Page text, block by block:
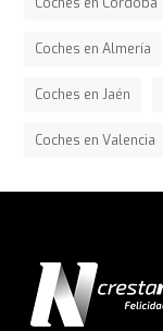
Coches en Almería
Coches en Jaén
Coches en Valencia